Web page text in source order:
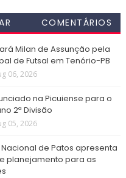
COMENTÁRIOS
Milan de Assunção pela
de Futsal em Tenório-PB
06, 2026
na Picuiense para o
2ª Divisão
05, 2026
de Patos apresenta
planejamento para as